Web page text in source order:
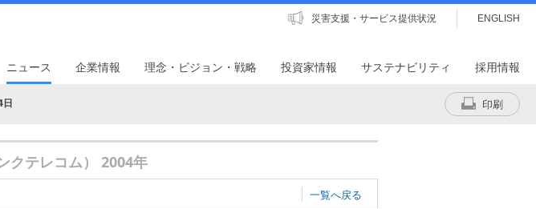
災害支援・サービス提供状況 ENGLISH
ニュース 企業情報 理念・ビジョン・戦略 投資家情報 サステナビリティ 採用情報
日 印刷
クテレコム） 2004年
一覧へ戻る